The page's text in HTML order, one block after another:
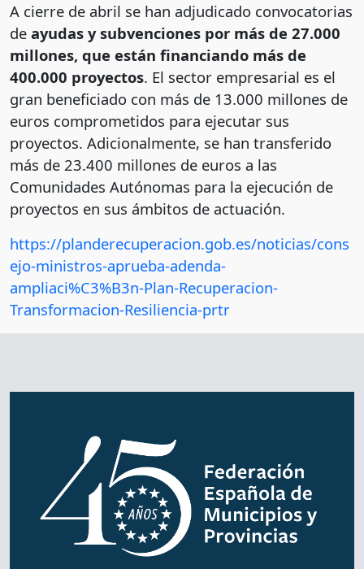
A cierre de abril se han adjudicado convocatorias
de ayudas y subvenciones por más de 27.000
millones, que están financiando más de
400.000 proyectos. El sector empresarial es el
gran beneficiado con más de 13.000 millones de
euros comprometidos para ejecutar sus
proyectos. Adicionalmente, se han transferido
más de 23.400 millones de euros a las
Comunidades Autónomas para la ejecución de
proyectos en sus ámbitos de actuación.
https://planderecuperacion.gob.es/noticias/cons
ejo-ministros-aprueba-adenda-
ampliaci%C3%B3n-Plan-Recuperacion-
Transformacion-Resiliencia-prtr